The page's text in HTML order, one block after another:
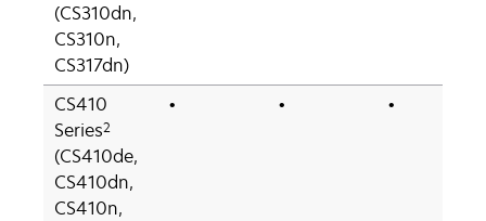
(CS310dn,
CS310n,
CS317dn)
CS410
Series2
(CS410de,
CS410dn,
CS410n,
• • •